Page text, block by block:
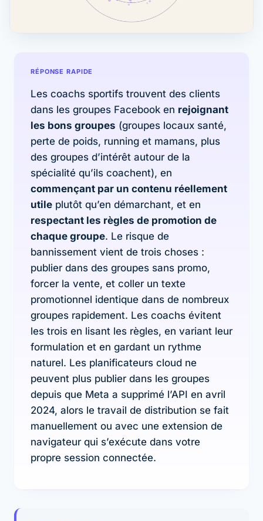
RÉPONSE RAPIDE
Les coachs sportifs trouvent des clients
dans les groupes Facebook en rejoignant
les bons groupes (groupes locaux santé,
perte de poids, running et mamans, plus
des groupes d’intérêt autour de la
spécialité qu’ils coachent), en
commençant par un contenu réellement
utile plutôt qu’en démarchant, et en
respectant les règles de promotion de
chaque groupe. Le risque de
bannissement vient de trois choses :
publier dans des groupes sans promo,
forcer la vente, et coller un texte
promotionnel identique dans de nombreux
groupes rapidement. Les coachs évitent
les trois en lisant les règles, en variant leur
formulation et en gardant un rythme
naturel. Les planificateurs cloud ne
peuvent plus publier dans les groupes
depuis que Meta a supprimé l’API en avril
2024, alors le travail de distribution se fait
manuellement ou avec une extension de
navigateur qui s’exécute dans votre
propre session connectée.